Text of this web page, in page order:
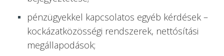
pénzügyekkel kapcsolatos egyéb kérdések –
kockázatközösségi rendszerek, nettósítási
megállapodások;